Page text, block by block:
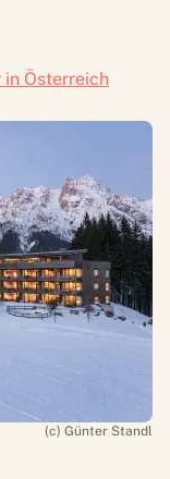
Österreich
(c) Günter Standl